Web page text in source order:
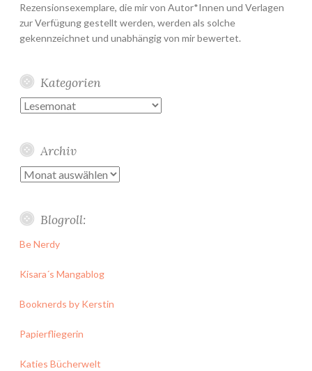
Rezensionsexemplare, die mir von Autor*Innen und Verlagen
zur Verfügung gestellt werden, werden als solche
gekennzeichnet und unabhängig von mir bewertet.
Kategorien
Kategorien
Archiv
Archiv
Blogroll:
Be Nerdy
Kisara´s Mangablog
Booknerds by Kerstin
Papierfliegerin
Katies Bücherwelt